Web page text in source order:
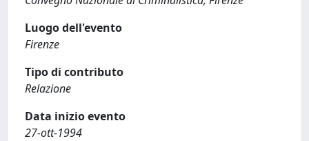
Luogo dell'evento
Firenze
Tipo di contributo
Relazione
Data inizio evento
27-ott-1994